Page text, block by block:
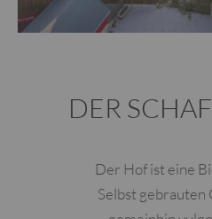
DER
Der Hof ist eine
Selbst gebrauten